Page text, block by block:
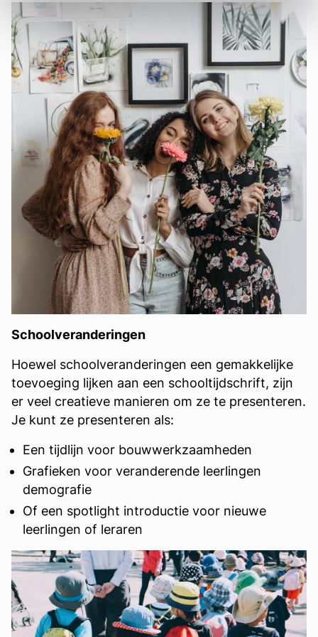
Schoolveranderingen
Hoewel schoolveranderingen een gemakkelijke
toevoeging lijken aan een schooltijdschrift, zijn
er veel creatieve manieren om ze te presenteren.
Je kunt ze presenteren als:
Een tijdlijn voor bouwwerkzaamheden
Grafieken voor veranderende leerlingen
demografie
Of een spotlight introductie voor nieuwe
leerlingen of leraren